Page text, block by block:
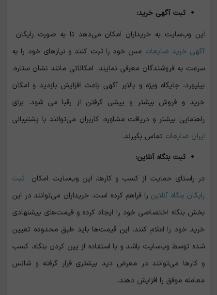
ثبت آگهی خرید:
این وب‌سایت به خریداران امکان می‌دهد تا به صورت رایگان
آگهی خرید ضایعات مس خود را ثبت کنند و نیازهای خود را به
سرعت به فروشندگان معرفی نمایند. امکاناتی مانند نشان ستاره،
بیلیورد، جایگاه ویژه و بالابر آگهی باعث افزایش بازدید و امکان
خرید و فروش بیشتر و پیشی گرفتن از رقبا می شود. برای
راهنمایی بیشتر و دریافت مشاوره، کاربران می‌توانند با پشتیبانی
ایران ضایعات تماس بگیرند.
ثبت بنگاه آنلاین:
در راستای حمایت از کسب ‌و کارها، این وب‌سایت امکان
ثبت
رایگان بنگاه آنلاین را فراهم کرده است. خریداران می‌توانند در این
بخش بنگاه اختصاصی خود را ایجاد کرده و قیمت‌های پیشنهادی
خرید خود را اعلام کنند. این قیمت‌ها باید طبق محدوده تعیین
‌شده توسط وب‌سایت باشد و با استفاده از پین کردن بنگاه، کسب
‌و کارها می‌توانند در معرض دید بیشتری قرار گرفته و شانس
معامله موفق را افزایش دهند.